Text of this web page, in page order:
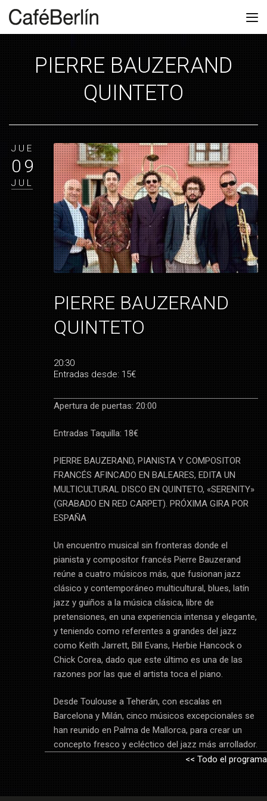
PIERRE BAUZERAND
QUINTETO
JUE
09
JUL
PIERRE BAUZERAND
QUINTETO
20:30
Entradas desde: 15€
Apertura de puertas: 20:00
Entradas Taquilla: 18€
PIERRE BAUZERAND, PIANISTA Y COMPOSITOR
FRANCÉS AFINCADO EN BALEARES, EDITA UN
MULTICULTURAL DISCO EN QUINTETO, «SERENITY»
(GRABADO EN RED CARPET). PRÓXIMA GIRA POR
ESPAÑA
Un encuentro musical sin fronteras donde el
pianista y compositor francés Pierre Bauzerand
reúne a cuatro músicos más, que fusionan jazz
clásico y contemporáneo multicultural, blues, latín
jazz y guiños a la música clásica, libre de
pretensiones, en una experiencia intensa y elegante,
y teniendo como referentes a grandes del jazz
como Keith Jarrett, Bill Evans, Herbie Hancock o
Chick Corea, dado que este último es una de las
razones por las que el artista toca el piano.
Desde Toulouse a Teherán, con escalas en
Barcelona y Milán, cinco músicos excepcionales se
han reunido en Palma de Mallorca, para crear un
concepto fresco y ecléctico del jazz más arrollador.
<< Todo el programa